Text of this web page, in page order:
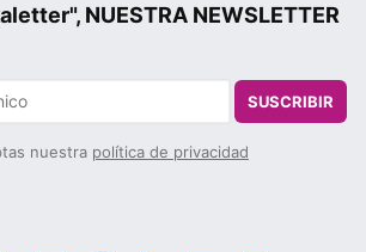
NUESTRA NEWSLETTER
SUSCRIBIR
nuestra política de privacidad